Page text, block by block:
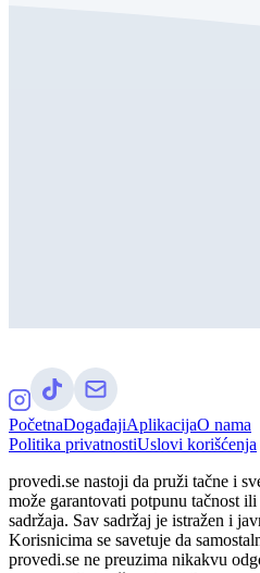
PočetnaDogađajiAplikacijaO nama
Politika privatnostiUslovi korišćenja
provedi.se nastoji da pruži tačne i
može garantovati potpunu tačnost
sadržaja. Sav sadržaj je istražen i
Korisnicima se savetuje da
provedi.se ne preuzima nikakvu